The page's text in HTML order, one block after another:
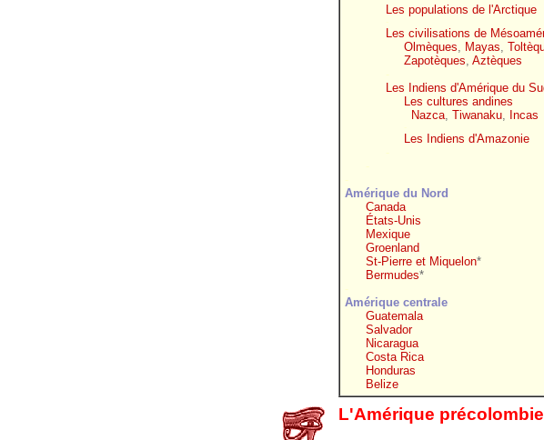
Les populations de l'Arctique
Les civilisations de
Olmèques, Mayas,
Zapotèques, Aztèques
-
Les Indiens d'Amérique du
Les cultures andines
Nazca, Tiwanaku, Incas
Les Indiens d'Amazonie
-
-
-
Amérique du Nord
Canada
États-Unis
Mexique
Groenland
St-Pierre et Miquelon*
Bermudes*
-
Amérique centrale
Guatemala
Salvador
Nicaragua
Costa Rica
Honduras
Belize
L'Amérique